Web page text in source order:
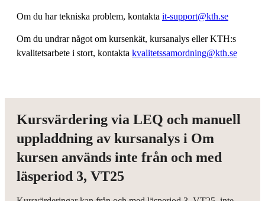
Om du har tekniska problem, kontakta it-support@kth.se
Om du undrar något om kursenkät, kursanalys eller KTH:s
kvalitetsarbete i stort, kontakta kvalitetssamordning@kth.se
Kursvärdering via LEQ och manuell
uppladdning av kursanalys i Om
kursen används inte från och med
läsperiod 3, VT25